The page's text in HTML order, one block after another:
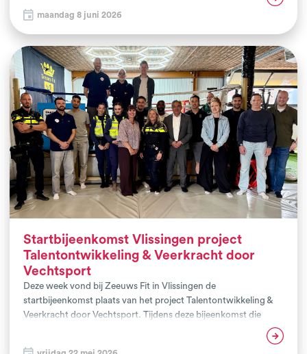
eerste deelnemers rondde zij onlangs het traject af en zette zij
een volgende stap: van sporter naar begeleider.
maandag 8 juni 2026
Startbijeenkomst Vlissingen project
Talentontwikkeling & Veerkracht door
Vechtsport
Deze week vond bij Zeeuws Fit in Vlissingen de
startbijeenkomst plaats van het project Talentontwikkeling &
Veerkracht door Vechtsport. Tijdens deze bijeenkomst die